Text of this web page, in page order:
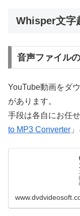
Whisper文字
音声ファイル
YouTube動画をダ
があります。
手段は各自にお任
to MP3 Converter